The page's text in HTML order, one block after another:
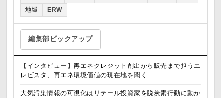
地域 ERW
編集部ピックアップ
【インタビュー】再エネクレジット創出から販売まで担うエ
レビスタ、再エネ環境価値の現在地を聞く
大気汚染情報の可視化はリテール投資家を脱炭素行動に動か